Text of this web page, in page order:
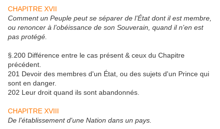
CHAPITRE XVII
Comment un Peuple peut se séparer de l’État dont il est membre,
ou renoncer à l’obéissance de son Souverain, quand il n'en est
pas protégé.
§.200 Différence entre le cas présent & ceux du Chapitre
précédent.
201 Devoir des membres d'un État, ou des sujets d'un Prince qui
sont en danger.
202 Leur droit quand ils sont abandonnés.
CHAPITRE XVIII
De l’établissement d'une Nation dans un pays.